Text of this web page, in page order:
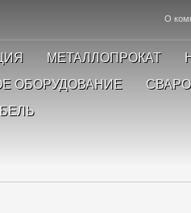
О
МЕТАЛЛОПРОКАТ
ОБОРУДОВАНИЕ